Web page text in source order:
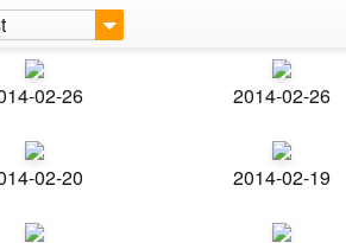
02-26 2014-02-26
02-20 2014-02-19